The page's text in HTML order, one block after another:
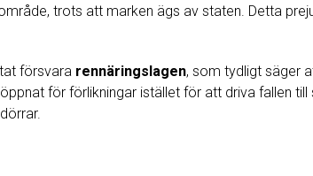
trots att marken ägs av staten. Detta
försvara rennäringslagen, som tydligt säger
för förlikningar istället för att driva fallen